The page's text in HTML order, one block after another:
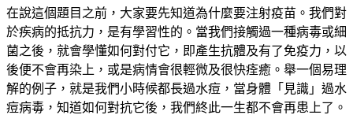
在說這個題目之前，大家要先知道為什麼要注射疫苗。我們對
於疾病的抵抗力，是有學習性的。當我們接觸過一種病毒或細
菌之後，就會學懂如何對付它，即產生抗體及有了免疫力，以
後便不會再染上，或是病情會很輕微及很快痊癒。舉一個易理
解的例子，就是我們小時候都長過水痘，當身體「見識」過水
痘病毒，知道如何對抗它後，我們終此一生都不會再患上了。